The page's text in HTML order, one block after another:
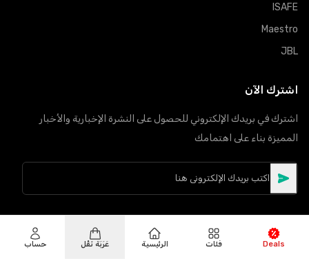
ISAFE
Maestro
JBL
اشترك الآن
اشترك في بريدك الإلكتروني للحصول على النشرة الإخبارية والأخبار
المميزة بناء على اهتمامك
Deals فئات الرئيسية عَرَبَة نَقْل حساب